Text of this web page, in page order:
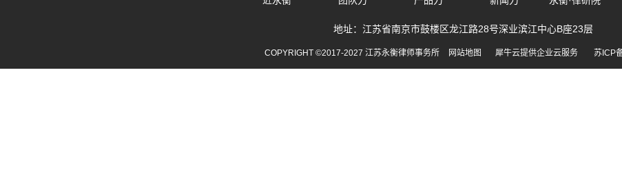
地址：江苏省南京市鼓楼区龙江路28号深业滨江中心B座23层
COPYRIGHT ©2017-2027 江苏永衡律师事务所 网站地图 犀牛云提供企业云服务 苏ICP